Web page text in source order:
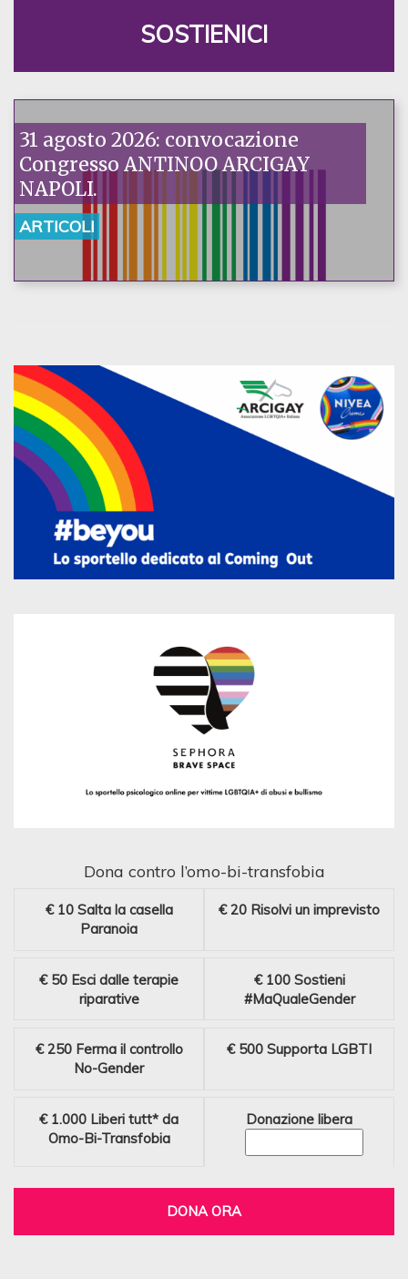
SOSTIENICI
31 agosto 2026: convocazione
Congresso ANTINOO ARCIGAY
NAPOLI.
ARTICOLI
Dona contro l’omo-bi-transfobia
€ 10 Salta la casella
Paranoia
€ 20 Risolvi un imprevisto
€ 50 Esci dalle terapie
riparative
€ 100 Sostieni
#MaQualeGender
€ 250 Ferma il controllo
No-Gender
€ 500 Supporta LGBTI
€ 1.000 Liberi tutt* da
Omo-Bi-Transfobia
Donazione libera
DONA ORA